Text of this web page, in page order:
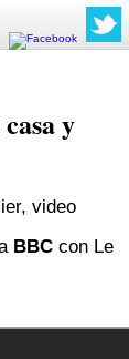
y
video
BBC con Le